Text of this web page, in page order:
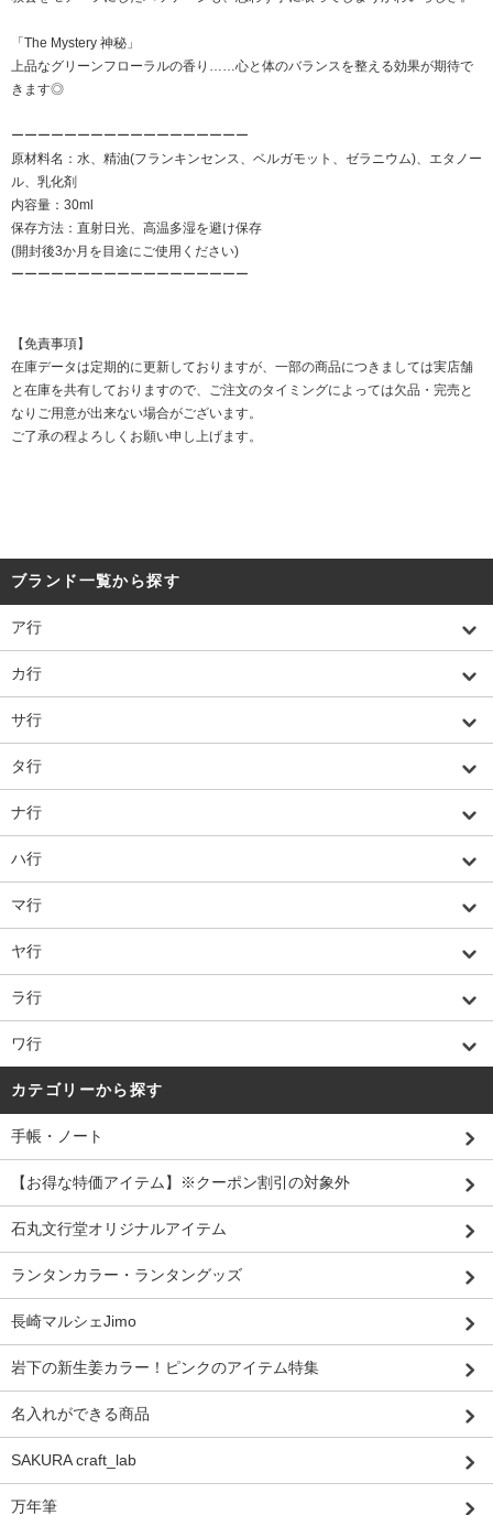
「The Mystery 神秘」
上品なグリーンフローラルの香り……心と体のバランスを整える効果が期待で
きます◎
ーーーーーーーーーーーーーーーーーー
原材料名：水、精油(フランキンセンス、ベルガモット、ゼラニウム)、エタノー
ル、乳化剤
内容量：30ml
保存方法：直射日光、高温多湿を避け保存
(開封後3か月を目途にご使用ください)
ーーーーーーーーーーーーーーーーーー
【免責事項】
在庫データは定期的に更新しておりますが、一部の商品につきましては実店舗
と在庫を共有しておりますので、ご注文のタイミングによっては欠品・完売と
なりご用意が出来ない場合がございます。
ご了承の程よろしくお願い申し上げます。
ブランド一覧から探す
ア行
カ行
サ行
タ行
ナ行
ハ行
マ行
ヤ行
ラ行
ワ行
カテゴリーから探す
手帳・ノート
【お得な特価アイテム】※クーポン割引の対象外
石丸文行堂オリジナルアイテム
ランタンカラー・ランタングッズ
長崎マルシェJimo
岩下の新生姜カラー！ピンクのアイテム特集
名入れができる商品
SAKURA craft_lab
万年筆